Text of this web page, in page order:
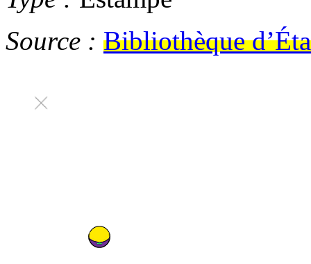
Source : Bibliothèque